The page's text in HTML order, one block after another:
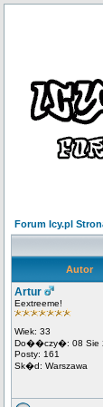
Forum Icy.pl
Autor
Artur
Eextreeme!
Wiek: 33
Do��czy�: 08 Sie
Posty: 161
Sk�d: Warszawa